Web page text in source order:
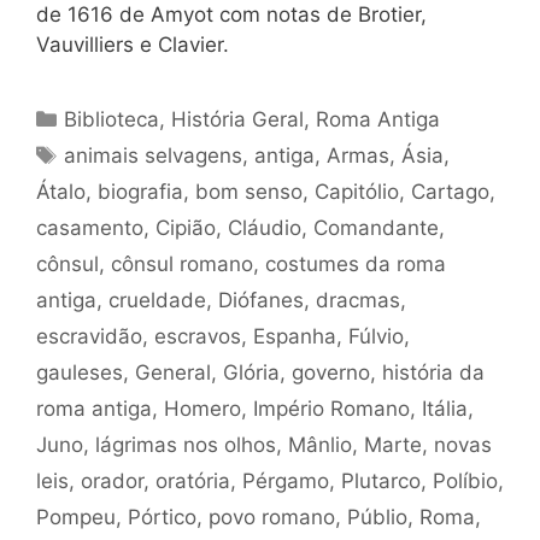
de 1616 de Amyot com notas de Brotier,
Vauvilliers e Clavier.
Categorias
Biblioteca, História Geral, Roma Antiga
Tags
animais selvagens, antiga, Armas, Ásia,
Átalo, biografia, bom senso, Capitólio, Cartago,
casamento, Cipião, Cláudio, Comandante,
cônsul, cônsul romano, costumes da roma
antiga, crueldade, Diófanes, dracmas,
escravidão, escravos, Espanha, Fúlvio,
gauleses, General, Glória, governo, história da
roma antiga, Homero, Império Romano, Itália,
Juno, lágrimas nos olhos, Mânlio, Marte, novas
leis, orador, oratória, Pérgamo, Plutarco, Políbio,
Pompeu, Pórtico, povo romano, Públio, Roma,